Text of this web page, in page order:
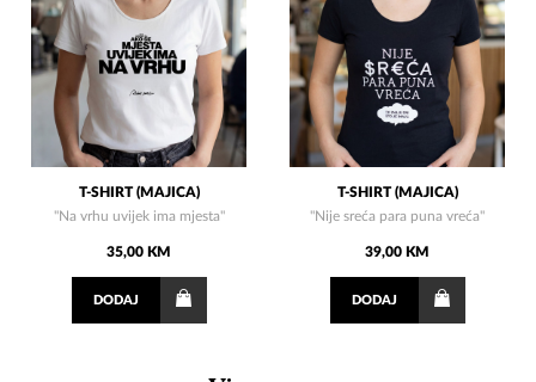
T-SHIRT (MAJICA)
"Na vrhu uvijek ima mjesta"
35,00 KM
DODAJ
T-SHIRT (MAJICA)
"Nije sreća para puna vreća"
39,00 KM
DODAJ